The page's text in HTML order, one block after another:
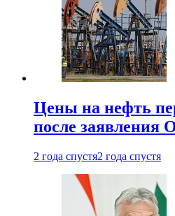
Цены на нефть
после заявления
2 года спустя2 года спустя